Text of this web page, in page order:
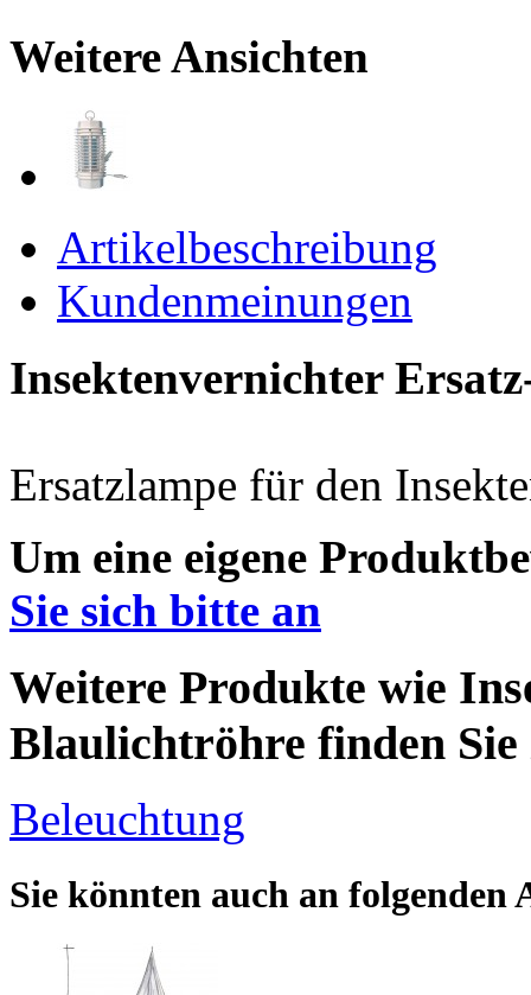
Weitere Ansichten
Artikelbeschreibung
Kundenmeinungen
Insektenvernichter
Ersatzlampe für den
Um eine eigene
Sie sich bitte an
Weitere Produkte wie
Blaulichtröhre finden
Beleuchtung
Sie könnten auch an